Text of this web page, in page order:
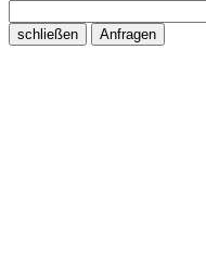
schließen Anfragen